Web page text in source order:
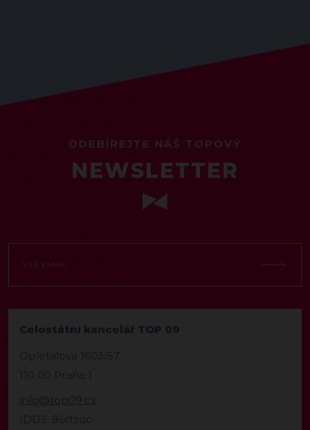
ODEBÍREJTE NÁŠ TOPOVÝ
NEWSLETTER
Celostátní kancelář TOP 09
Opletalova 1603/57
110 00 Praha 1
info@top09.cz
IDDS: 86ttzqc